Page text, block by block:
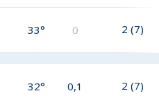
33° 0 2 (7)
32° 0,1 2 (7)